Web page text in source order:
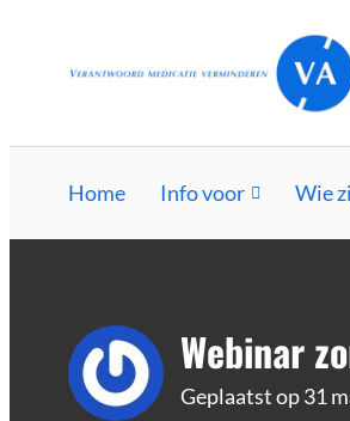
Vereniging
Verantwoord afbouwen
Home Info voor Wie
Webinar
Geplaatst op31